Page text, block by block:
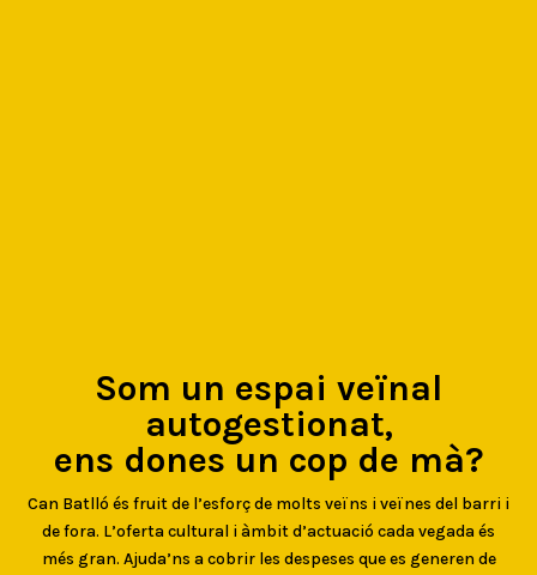
Som un espai veïnal
autogestionat,
ens dones un cop de mà?
Can Batlló és fruit de l’esforç de molts veïns i veïnes del barri i
de fora. L’oferta cultural i àmbit d’actuació cada vegada és
més gran. Ajuda’ns a cobrir les despeses que es generen de